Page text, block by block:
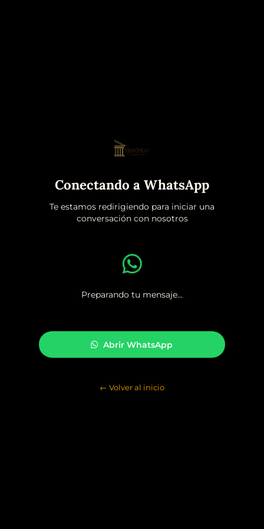
Conectando a WhatsApp
Te estamos redirigiendo para iniciar una
conversación con nosotros
Preparando tu mensaje...
Abrir WhatsApp
← Volver al inicio